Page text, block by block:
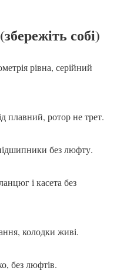
собі)
рівна, серійний
плавний, ротор не трет.
без люфту.
і касета без
колодки живі.
без люфтів.